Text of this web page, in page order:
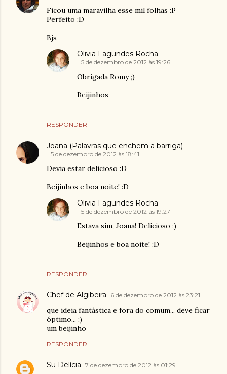
Ficou uma maravilha esse mil folhas :P
Perfeito :D
Bjs
RESPONDER
Olivia Fagundes Rocha
5 de dezembro de 2012 às 19:26
Obrigada Romy ;)
Beijinhos
Joana (Palavras que enchem a barriga)
5 de dezembro de 2012 às 18:41
Devia estar delicioso :D
Beijinhos e boa noite! :D
RESPONDER
Olivia Fagundes Rocha
5 de dezembro de 2012 às 19:27
Estava sim, Joana! Delicioso ;)
Beijinhos e boa noite! :D
Chef de Algibeira 6 de dezembro de 2012 às 23:21
que ideia fantástica e fora do comum... deve ficar
óptimo... :)
um beijinho
RESPONDER
Su Delícia 7 de dezembro de 2012 às 01:29